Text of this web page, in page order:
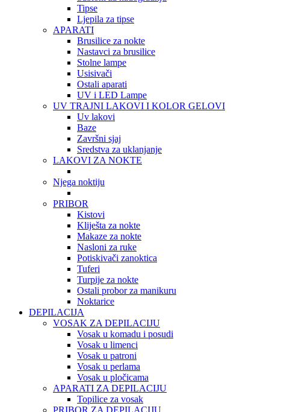
Tipse
Ljepila za tipse
APARATI
Brusilice za nokte
Nastavci za brusilice
Stolne lampe
Usisivači
Ostali aparati
UV i LED Lampe
UV TRAJNI LAKOVI I KOLOR GELOVI
Uv lakovi
Baze
Završni sjaj
Sredstva za uklanjanje
LAKOVI ZA NOKTE
Njega noktiju
PRIBOR
Kistovi
Kliješta za nokte
Makaze za nokte
Nasloni za ruke
Potiskivači zanoktica
Tuferi
Turpije za nokte
Ostali probor za manikuru
Noktarice
DEPILACIJA
VOSAK ZA DEPILACIJU
Vosak u komadu i posudi
Vosak u limenci
Vosak u patroni
Vosak u perlama
Vosak u pločicama
APARATI ZA DEPILACIJU
Topilice za vosak
PRIBOR ZA DEPILACIJU